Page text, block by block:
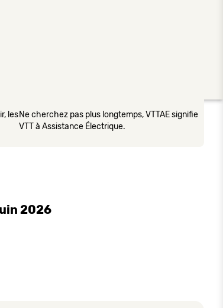
lesNe cherchez pas plus longtemps, VTTAE signifie
VTT à Assistance Électrique.
2026